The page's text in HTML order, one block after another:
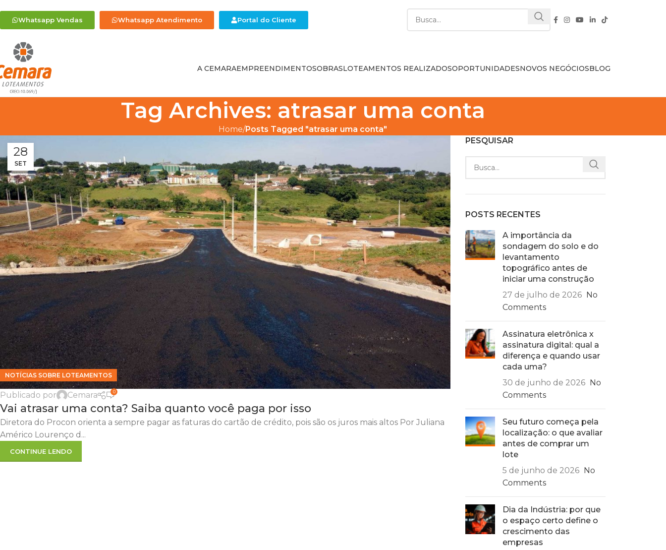
Whatsapp Vendas Whatsapp Atendimento Portal do Cliente
A CEMARAEMPREENDIMENTOSOBRASLOTEAMENTOS REALIZADOSOPORTUNIDADESNOVOS NEGÓCIOSBLOG
Tag Archives: atrasar uma conta
Home Posts Tagged "atrasar uma conta"
28
SET
NOTÍCIAS SOBRE LOTEAMENTOS
Publicado por Cemara 0
Vai atrasar uma conta? Saiba quanto você paga por isso
Diretora do Procon orienta a sempre pagar as faturas do cartão de crédito, pois são os juros mais altos Por Juliana
Américo Lourenço d...
CONTINUE LENDO
PESQUISAR
POSTS RECENTES
A importância da
sondagem do solo e do
levantamento
topográfico antes de
iniciar uma construção
27 de julho de 2026 No
Comments
Assinatura eletrônica x
assinatura digital: qual a
diferença e quando usar
cada uma?
30 de junho de 2026 No
Comments
Seu futuro começa pela
localização: o que avaliar
antes de comprar um
lote
5 de junho de 2026 No
Comments
Dia da Indústria: por que
o espaço certo define o
crescimento das
empresas